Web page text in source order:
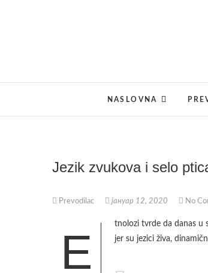
NASLOVNA
Jezik zvukova i selo
Prevodilac јануар 12, 2020 No
E
tnolozi tvrde da danas u
jer su jezici živa,